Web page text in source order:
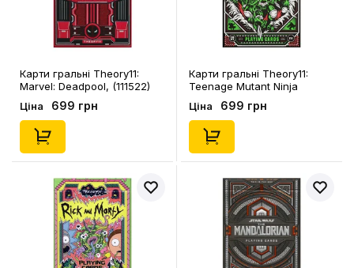
Карти гральні Theory11:
Marvel: Deadpool, (111522)
Ціна 699 грн
Карти гральні Theory11:
Teenage Mutant Ninja
Turtles, (557940)
Ціна 699 грн